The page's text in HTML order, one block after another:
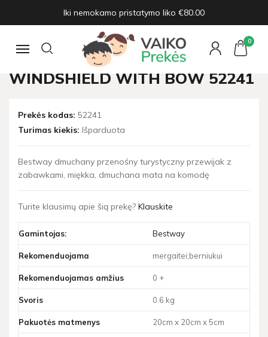
Iki nemokamo pristatymo liko €80.00
Navigacija
0
Žaislų naujienos
Outdoor inflatable windshield with bow 52241
OUTDOOR INFLATABLE
WINDSHIELD WITH BOW 52241
Prekės kodas: 52241
Turimas kiekis: Išparduota
Bestway dmuchany przenośny turystyczny przewijak z
zabawkami, miękka, dmuchana mata na komodę
Turite klausimų apie šią prekę? Klauskite
Gamintojas: Bestway
Rekomenduojama mergaitei;berniukui
Rekomenduojamas amžius 0 +
Svoris 0.6 kg
Pakuotės matmenys 20cm x 20cm x 5cm